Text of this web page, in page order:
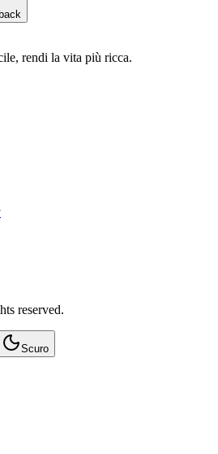
rendi la vita più ricca.
reserved.
Scuro